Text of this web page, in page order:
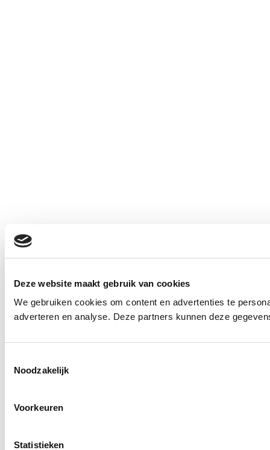
Deze website maakt gebruik van cookies
We gebruiken cookies om content en advertenties te
adverteren en analyse. Deze partners kunnen deze
Noodzakelijk
Voorkeuren
Statistieken